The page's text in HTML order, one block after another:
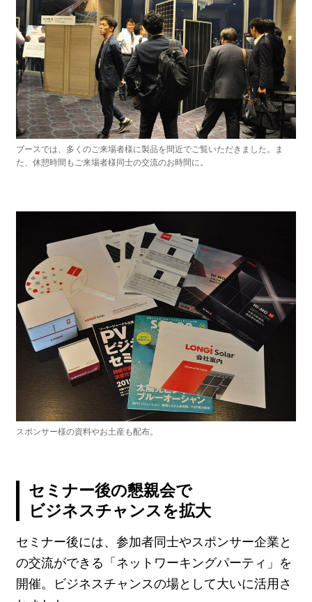
ブースでは、多くのご来場者様に製品を間近でご覧いただきました。ま
た、休憩時間もご来場者様同⼠の交流のお時間に。
スポンサー様の資料やお⼟産も配布。
セミナー後の懇親会で
ビジネスチャンスを拡大
セミナー後には、参加者同士やスポンサー企業と
の交流ができる「ネットワーキングパーティ」を
開催。ビジネスチャンスの場として大いに活用さ